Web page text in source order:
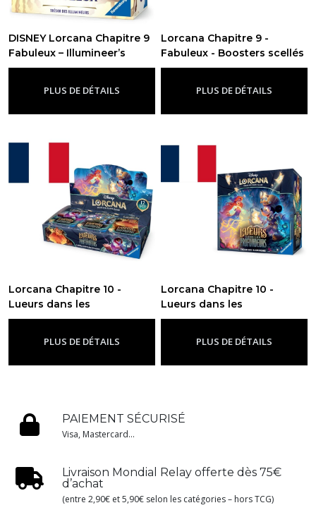
DISNEY Lorcana Chapitre 9
Fabuleux – Illumineer’s
Trove – FR-Chapitre 9 -
PLUS DE DÉTAILS
Lorcana Chapitre 9 -
Fabuleux - Boosters scellés
- FR-Chapitre 9 - Fabuleux
PLUS DE DÉTAILS
Lorcana Chapitre 10 -
Lueurs dans les
profondeurs - Display FR
ProfondeursPLUS DE DÉTAILS
Lorcana Chapitre 10 -
Lueurs dans les
profondeurs - Illumineer's
Chapitre 10 - Lueurs
Dans Les Profondeurs
PLUS DE DÉTAILS
PAIEMENT SÉCURISÉ
Visa, Mastercard...
Livraison Mondial Relay offerte dès 75€
d’achat
(entre 2,90€ et 5,90€ selon les catégories – hors TCG)